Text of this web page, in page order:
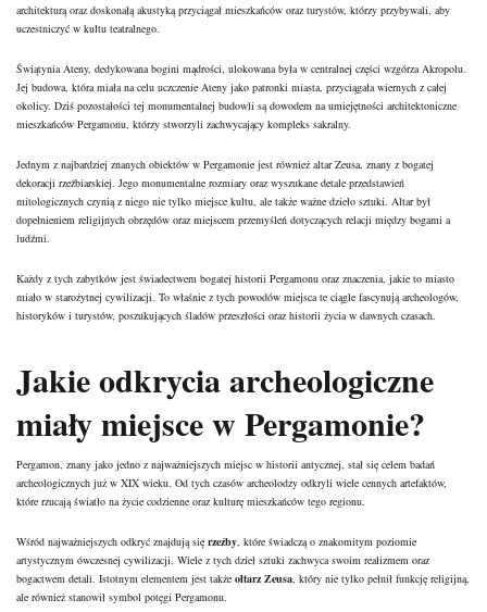
architekturą oraz doskonałą akustyką przyciągał mieszkańców oraz turystów, którzy przybywali, aby
uczestniczyć w kultu teatralnego.
Świątynia Ateny, dedykowana bogini mądrości, ulokowana była w centralnej części wzgórza Akropolu.
Jej budowa, która miała na celu uczczenie Ateny jako patronki miasta, przyciągała wiernych z całej
okolicy. Dziś pozostałości tej monumentalnej budowli są dowodem na umiejętności architektoniczne
mieszkańców Pergamonu, którzy stworzyli zachwycający kompleks sakralny.
Jednym z najbardziej znanych obiektów w Pergamonie jest również altar Zeusa, znany z bogatej
dekoracji rzeźbiarskiej. Jego monumentalne rozmiary oraz wyszukane detale przedstawień
mitologicznych czynią z niego nie tylko miejsce kultu, ale także ważne dzieło sztuki. Altar był
dopełnieniem religijnych obrzędów oraz miejscem przemyśleń dotyczących relacji między bogami a
ludźmi.
Każdy z tych zabytków jest świadectwem bogatej historii Pergamonu oraz znaczenia, jakie to miasto
miało w starożytnej cywilizacji. To właśnie z tych powodów miejsca te ciągle fascynują archeologów,
historyków i turystów, poszukujących śladów przeszłości oraz historii życia w dawnych czasach.
Jakie odkrycia archeologiczne
miały miejsce w Pergamonie?
Pergamon, znany jako jedno z najważniejszych miejsc w historii antycznej, stał się celem badań
archeologicznych już w XIX wieku. Od tych czasów archeolodzy odkryli wiele cennych artefaktów,
które rzucają światło na życie codzienne oraz kulturę mieszkańców tego regionu.
Wśród najważniejszych odkryć znajdują się rzeźby , które świadczą o znakomitym poziomie
artystycznym ówczesnej cywilizacji. Wiele z tych dzieł sztuki zachwyca swoim realizmem oraz
bogactwem detali. Istotnym elementem jest także ołtarz Zeusa , który nie tylko pełnił funkcję religijną,
ale również stanowił symbol potęgi Pergamonu.